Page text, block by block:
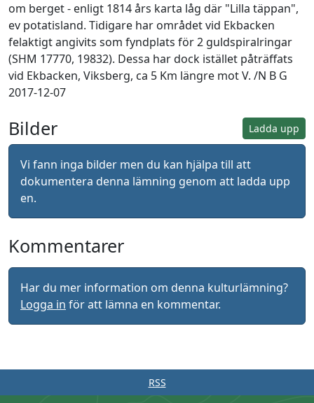
om berget - enligt 1814 års karta låg där "Lilla täppan",
ev potatisland. Tidigare har området vid Ekbacken
felaktigt angivits som fyndplats för 2 guldspiralringar
(SHM 17770, 19832). Dessa har dock istället påträffats
vid Ekbacken, Viksberg, ca 5 Km längre mot V. /N B G
2017-12-07
Ladda upp
Bilder
Vi fann inga bilder men du kan hjälpa till att
dokumentera denna lämning genom att ladda upp
en.
Kommentarer
Har du mer information om denna kulturlämning?
Logga in för att lämna en kommentar.
RSS